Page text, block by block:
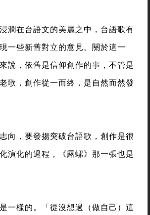
潤在台語文的美麗之中，台語歌有
一些新舊對立的意見。關於這一
說，依舊是信仰創作的事，不管是
歌，創作從一而終，是自然而然發
向，要發揚突破台語歌，創作是很
演化的過程，《露螺》那一張也是
一樣的。「從沒想過（做自己）這